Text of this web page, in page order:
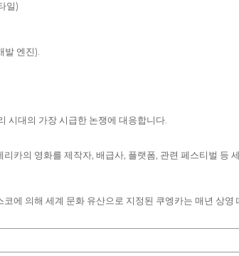
일)
발 엔진).
시대의 가장 시급한 논쟁에 대응합니다.
카의 영화를 제작자, 배급사, 플랫폼, 관련 페스티벌 등
에 의해 세계 문화 유산으로 지정된 쿠엥카는 매년 상